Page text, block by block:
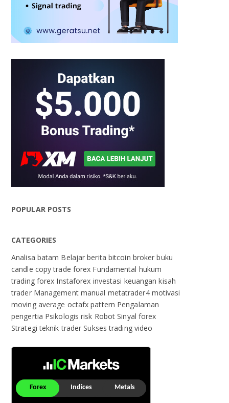
POPULAR POSTS
CATEGORIES
Analisa batam Belajarberita bitcoin brokerbuku
candle copy trade forex Fundamental hukum
trading forex Instaforex investasi keuangankisah
trader Management manual metatrader4 motivasi
moving average octafxpattern Pengalaman
pengertia Psikologisrisk RobotSinyal forex
Strategitekniktrader Suksestrading video